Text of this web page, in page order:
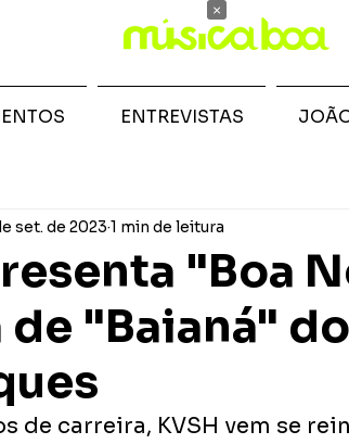
"Boa
"Baianá"
set. de 2023 1 min de leitura
de carreira, KVSH vem se
ENTREVISTAS
×